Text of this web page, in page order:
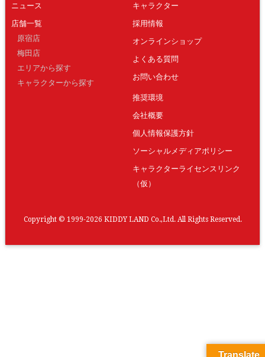
ニュース
店舗一覧
原宿店
梅田店
エリアから探す
キャラクターから探す
キャラクター
採用情報
オンラインショップ
よくある質問
お問い合わせ
推奨環境
会社概要
個人情報保護方針
ソーシャルメディアポリシー
キャラクターライセンスリンク
（仮）
Copyright © 1999-2026 KIDDY LAND Co.,Ltd. All Rights Reserved.
Translate